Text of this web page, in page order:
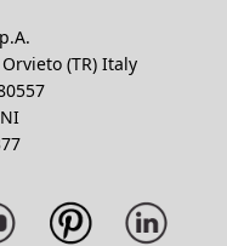
(TR) Italy